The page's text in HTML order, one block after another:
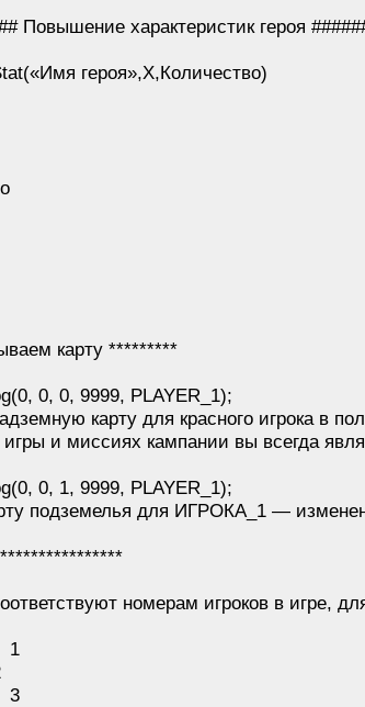
Повышение характеристик героя
героя»,X,Количество)
карту *********
0, 0, 9999, PLAYER_1);
карту для красного игрока в
и миссиях кампании вы всегда
0, 1, 9999, PLAYER_1);
подземелья для ИГРОКА_1 —
номерам игроков в игре,